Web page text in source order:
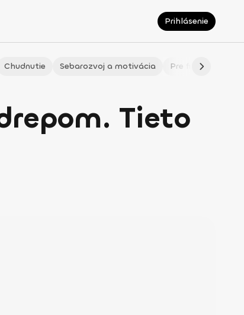
Prihlásenie
Chudnutie Sebarozvoj a motivácia Pre fitmaminky
Tieto